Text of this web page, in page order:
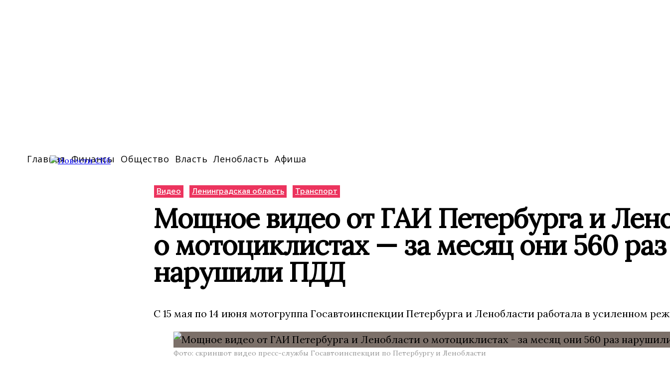
Главная Финансы Общество Власть Ленобласть Афиша
Видео Ленинградская область Транспорт
Мощное видео от ГАИ Петербурга и
о мотоциклистах — за месяц они 560 раз
нарушили ПДД
С 15 мая по 14 июня мотогруппа Госавтоинспекции Петербурга и Ленобласти работала в усиленном
Фото: скриншот видео пресс-службы Госавтоинспекции по Петербургу и Ленобласти